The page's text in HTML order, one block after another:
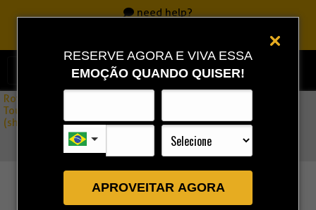
RESERVE AGORA E VIVA ESSA
EMOÇÃO QUANDO QUISER!
APROVEITAR AGORA
need help?
Rota Combo
Tour to Lago Grande in Tatajuba – West Side of Jericoacoara
(shared)